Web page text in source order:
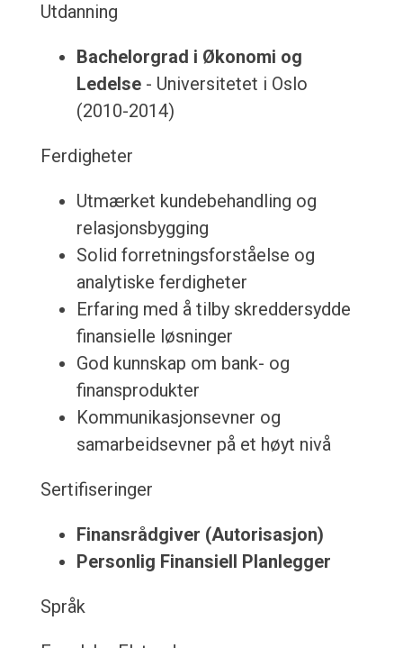
Utdanning
Bachelorgrad i Økonomi og
Ledelse- Universitetet i Oslo
(2010-2014)
Ferdigheter
Utmærket kundebehandling og
relasjonsbygging
Solid forretningsforståelse og
analytiske ferdigheter
Erfaring med å tilby skreddersydde
finansielle løsninger
God kunnskap om bank- og
finansprodukter
Kommunikasjonsevner og
samarbeidsevner på et høyt nivå
Sertifiseringer
Finansrådgiver (Autorisasjon)
Personlig Finansiell Planlegger
Språk